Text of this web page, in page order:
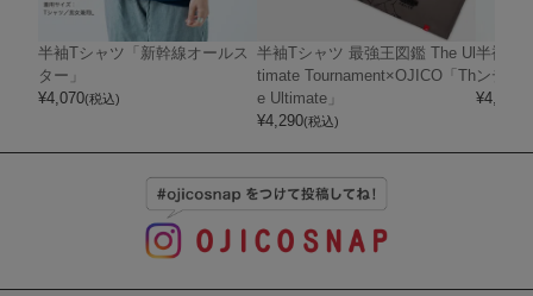
半袖Tシャツ「新幹線オールス
ター」
¥4,070(税込)
半袖Tシャツ 最強王図鑑 The Ul
timate Tournament×OJICO「Th
e Ultimate」
¥4,290(税込)
半袖T
ンディ
¥4,400